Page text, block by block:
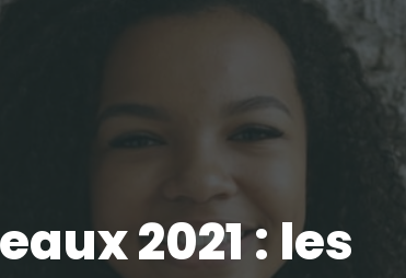
2021 : les